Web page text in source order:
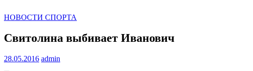
НОВОСТИ СПОРТА
Свитолина выбивает Иванович
28.05.2016 admin